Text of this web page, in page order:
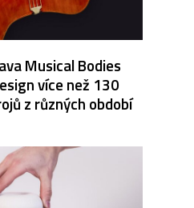
Musical Bodies
více než 130
z různých období